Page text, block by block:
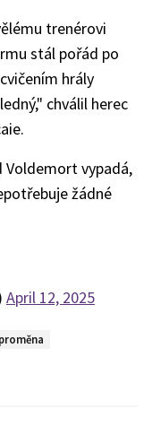
trenérovi
stál pořád po
hrály
chválil herec
Voldemort vypadá,
žádné
April 12, 2025
proměna